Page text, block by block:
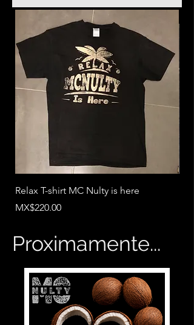
Relax T-shirt MC Nulty is here
Price
MX$220.00
Proximamente...